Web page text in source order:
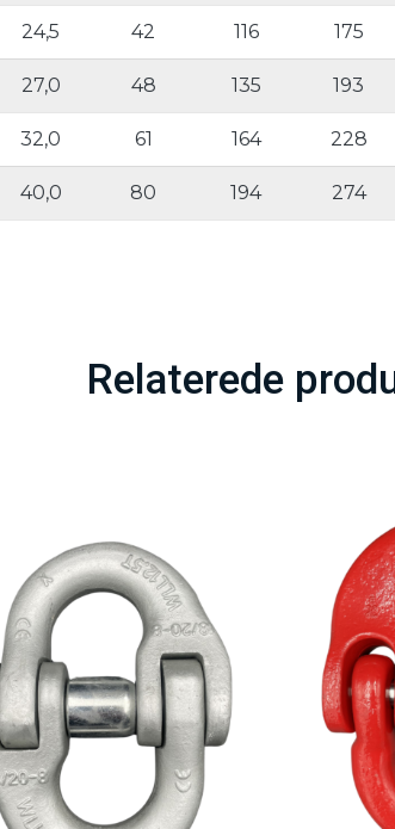
24,5 42 116 175
27,0 48 135 193
32,0 61 164 228
40,0 80 194 274
Relaterede